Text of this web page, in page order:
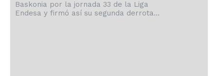
Baskonia por la jornada 33 de la Liga
Endesa y firmó así su segunda derrota